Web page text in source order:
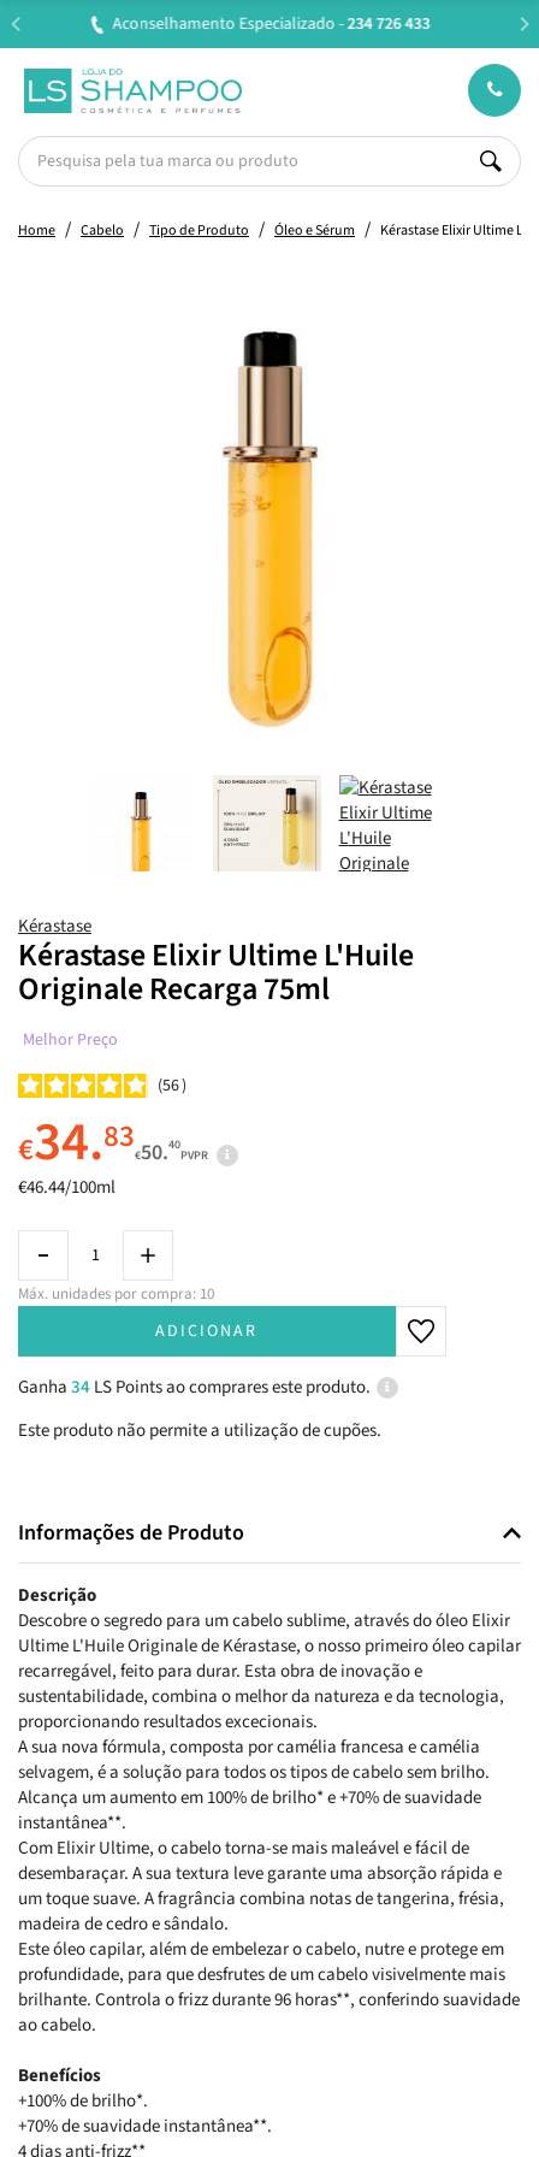
Entregas em 24H úteis.Oferta de portes a partir de €45*
Home Cabelo Tipo de Produto Óleo e Sérum Kérastase Elixir Ultime
Kérastase
Kérastase Elixir Ultime L'Huile
Originale Recarga 75ml
Melhor Preço
56
€34.83€50.40
PVPR
€46.44/100ml
Máx. unidades por compra: 10
ADICIONAR
Ganha34LS Points ao comprares este produto.
Este produto não permite a utilização de cupões.
Informações de Produto
Descrição
Descobre o segredo para um cabelo sublime, através do óleo Elixir
Ultime L'Huile Originale de Kérastase, o nosso primeiro óleo capilar
recarregável, feito para durar. Esta obra de inovação e
sustentabilidade, combina o melhor da natureza e da tecnologia,
proporcionando resultados excecionais.
A sua nova fórmula, composta por camélia francesa e camélia
selvagem, é a solução para todos os tipos de cabelo sem brilho.
Alcança um aumento em 100% de brilho* e +70% de suavidade
instantânea**.
Com Elixir Ultime, o cabelo torna-se mais maleável e fácil de
desembaraçar. A sua textura leve garante uma absorção rápida e
um toque suave. A fragrância combina notas de tangerina, frésia,
madeira de cedro e sândalo.
Este óleo capilar, além de embelezar o cabelo, nutre e protege em
profundidade, para que desfrutes de um cabelo visivelmente mais
brilhante. Controla o frizz durante 96 horas**, conferindo suavidade
ao cabelo.
Benefícios
+100% de brilho*.
+70% de suavidade instantânea**.
4 dias anti-frizz**